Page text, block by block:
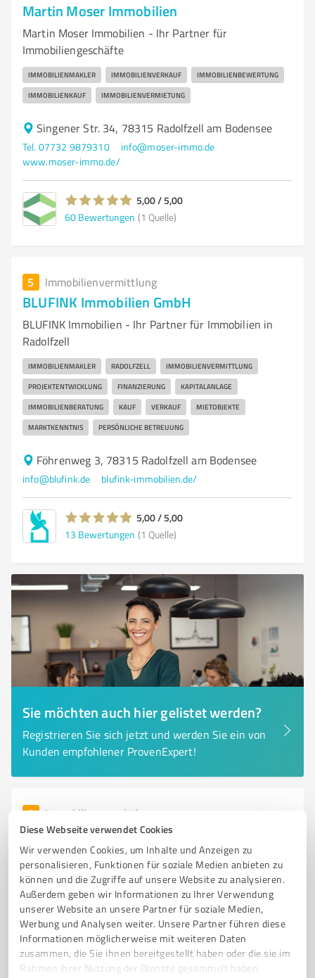
Diese Webseite verwendet Cookies
Wir verwenden Cookies, um Inhalte und Anzeigen zu
personalisieren, Funktionen für soziale Medien anbieten zu
können und die Zugriffe auf unsere Website zu analysieren.
Außerdem geben wir Informationen zu Ihrer Verwendung
unserer Website an unsere Partner für soziale Medien,
Werbung und Analysen weiter. Unsere Partner führen diese
Informationen möglicherweise mit weiteren Daten
zusammen, die Sie ihnen bereitgestellt haben oder die sie im
Rahmen Ihrer Nutzung der Dienste gesammelt haben.
Martin Moser Immobilien
Martin Moser Immobilien - Ihr Partner für
Immobiliengeschäfte
IMMOBILIENMAKLER IMMOBILIENVERKAUF IMMOBILIENBEWERTUNG
IMMOBILIENKAUF IMMOBILIENVERMIETUNG
Singener Str. 34, 78315 Radolfzell am Bodensee
Tel. 07732 9879310
info@moser-immo.de
www.moser-immo.de/
5,00 / 5,00
60 Bewertungen (1 Quelle)
5 Immobilienvermittlung
BLUFINK Immobilien GmbH
BLUFINK Immobilien - Ihr Partner für Immobilien in
Radolfzell
IMMOBILIENMAKLER RADOLFZELL IMMOBILIENVERMITTLUNG
PROJEKTENTWICKLUNG FINANZIERUNG KAPITALANLAGE
IMMOBILIENBERATUNG KAUF VERKAUF MIETOBJEKTE
MARKTKENNTNIS PERSÖNLICHE BETREUUNG
Föhrenweg 3, 78315 Radolfzell am Bodensee
info@blufink.de blufink-immobilien.de/
5,00 / 5,00
13 Bewertungen (1 Quelle)
Sie möchten auch hier gelistet werden?
Registrieren Sie sich jetzt und werden Sie ein von
Kunden empfohlener ProvenExpert!
6 Immobilienvermittlung
NETH-Immobilien Radolfzell am Bodensee
Professionelle Hausverwaltung und
Immobilienvermittlung in Radolfzell
HAUSVERWALTUNG IMMOBILIENMAKLER RADOLFZELL
WOHNUNGSEIGENTUM
SONDEREIGENTUM FACILITY MANAGEMENT IMMOBILIENVERKAUF
NEUVERMIETUNG KUNDENSERVICE IMMOBILIENBETREUUNG